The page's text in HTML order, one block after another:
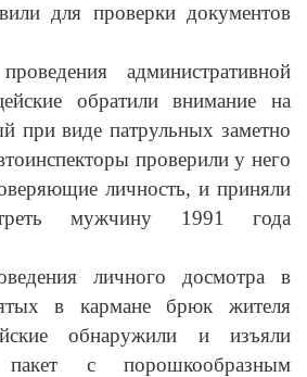
для проверки документов
административной
обратили внимание на
при виде патрульных заметно
проверили у него
личность, и приняли
мужчину 1991 года
личного досмотра в
в кармане брюк жителя
обнаружили и изъяли
пакет с порошкообразным